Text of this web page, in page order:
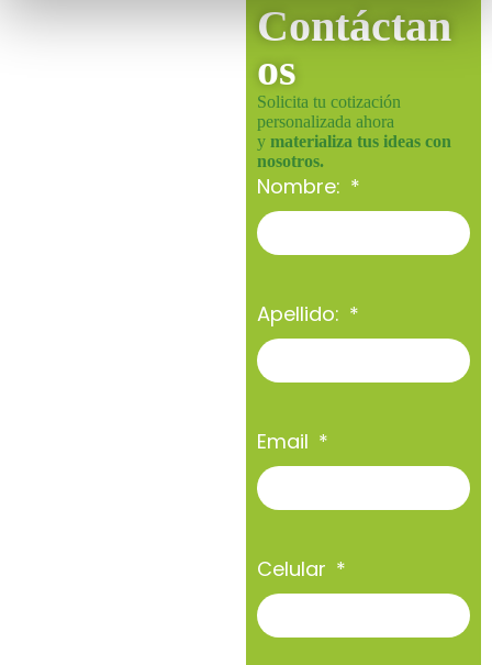
Contáctan
os
Solicita tu cotización
personalizada ahora
y materializa tus ideas con
nosotros.
Nombre:
Apellido:
Email
Celular